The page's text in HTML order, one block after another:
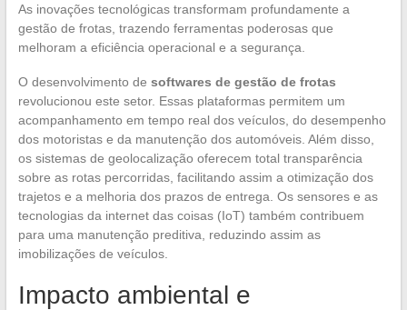
As inovações tecnológicas transformam profundamente a
gestão de frotas, trazendo ferramentas poderosas que
melhoram a eficiência operacional e a segurança.
O desenvolvimento de softwares de gestão de frotas
revolucionou este setor. Essas plataformas permitem um
acompanhamento em tempo real dos veículos, do desempenho
dos motoristas e da manutenção dos automóveis. Além disso,
os sistemas de geolocalização oferecem total transparência
sobre as rotas percorridas, facilitando assim a otimização dos
trajetos e a melhoria dos prazos de entrega. Os sensores e as
tecnologias da internet das coisas (IoT) também contribuem
para uma manutenção preditiva, reduzindo assim as
imobilizações de veículos.
Impacto ambiental e